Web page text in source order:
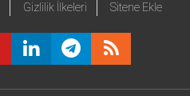
Gizlilik İlkeleri Sitene Ekle